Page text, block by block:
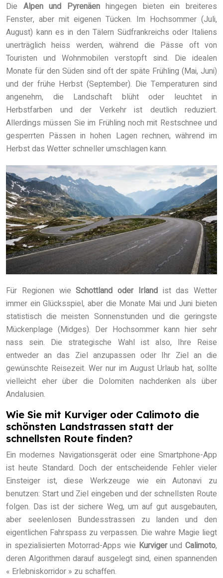
Die Alpen und Pyrenäenhingegen bieten ein breiteres
Fenster, aber mit eigenen Tücken. Im Hochsommer (Juli,
August) kann es in den Tälern Südfrankreichs oder Italiens
unerträglich heiss werden, während die Pässe oft von
Touristen und Wohnmobilen verstopft sind. Die idealen
Monate für den Süden sind oft der späte Frühling (Mai, Juni)
und der frühe Herbst (September). Die Temperaturen sind
angenehm, die Landschaft blüht oder leuchtet in
Herbstfarben und der Verkehr ist deutlich reduziert.
Allerdings müssen Sie im Frühling noch mit Restschnee und
gesperrten Pässen in hohen Lagen rechnen, während im
Herbst das Wetter schneller umschlagen kann.
Für Regionen wieSchottland oder Irlandist das Wetter
immer ein Glücksspiel, aber die Monate Mai und Juni bieten
statistisch die meisten Sonnenstunden und die geringste
Mückenplage (Midges). Der Hochsommer kann hier sehr
nass sein. Die strategische Wahl ist also, Ihre Reise
entweder an das Ziel anzupassen oder Ihr Ziel an die
gewünschte Reisezeit. Wer nur im August Urlaub hat, sollte
vielleicht eher über die Dolomiten nachdenken als über
Andalusien.
Wie Sie mit Kurviger oder Calimoto die
schönsten Landstrassen statt der
schnellsten Route finden?
Ein modernes Navigationsgerät oder eine Smartphone-App
ist heute Standard. Doch der entscheidende Fehler vieler
Einsteiger ist, diese Werkzeuge wie ein Autonavi zu
benutzen: Start und Ziel eingeben und der schnellsten Route
folgen. Das ist der sichere Weg, um auf gut ausgebauten,
aber seelenlosen Bundesstrassen zu landen und den
eigentlichen Fahrspass zu verpassen. Die wahre Magie liegt
in spezialisierten Motorrad-Apps wie KurvigerundCalimoto,
deren Algorithmen darauf ausgelegt sind, einen spannenden
« Erlebniskorridor » zu schaffen.